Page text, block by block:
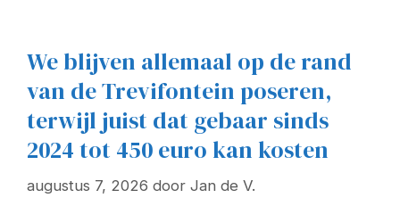
We blijven allemaal op de rand
van de Trevifontein poseren,
terwijl juist dat gebaar sinds
2024 tot 450 euro kan kosten
augustus 7, 2026 door Jan de V.